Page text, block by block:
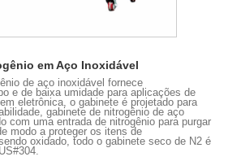
em Aço Inoxidável
de aço inoxidável fornece
e de baixa umidade para aplicações de
eletrônica, o gabinete é projetado para
gabinete de nitrogênio de aço
com uma entrada de nitrogênio para purgar
modo a proteger os itens de
oxidado, todo o gabinete seco de N2 é